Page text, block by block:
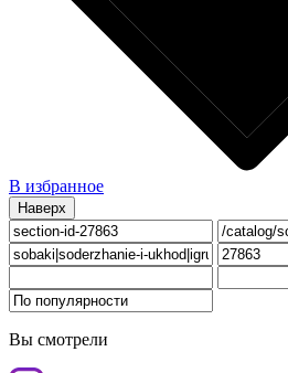
В избранное
Наверх
Вы смотрели